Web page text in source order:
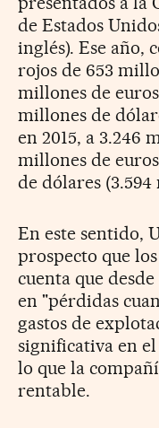
de Estados
inglés). Ese año,
rojos de 653
millones de
millones de
en 2015, a 3.246
millones de
de dólares (3.594
En este sentido,
prospecto que
cuenta que
en "pérdidas
gastos de
significativa en
lo que la
rentable.